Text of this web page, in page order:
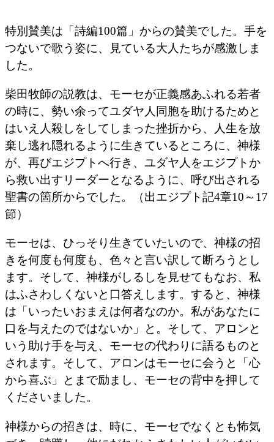
特別賛美は「詩編100篇」からの賛美でした。手を
つないで歌う姿に、見ている大人たちが感激しま
した。
柴田牧師の説教は、モーセが正義感あふれる若者
の時に、勢い余ってユダヤ人同胞を助けるためと
はいえ人殺しをしてしまった挫折から、人生を放
棄し逃れ隠れるように生きているところに、神様
が、再びエジプトへ行き、ユダヤ人をエジプトか
ら救い出すリーダーとなるように、呼び出される
聖書の箇所からでした。（出エジプト記4章10～17
節）
モーセは、ひっそり生きていたいので、神様の招
きを何度も何度も、色々と言い訳して断ろうとし
ます。そして、神様がしるしを見せてもなお、私
はふさわしくないと口答えします。すると、神様
は「いったいおまえは何者なのか。私があなたに
口を与えたのではないか」と。そして、アロンと
いう助け手を与え、モーセの代わりに語るものと
されます。そして、アロンはモーセに会うと「心
から喜ぶ」とまで励まし、モーセの背中を押して
くださいました。
神様からの招きは、時に、モーセでなくとも怖気